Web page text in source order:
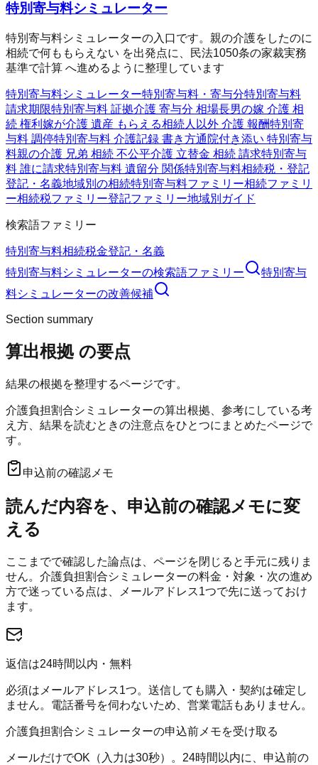
特別寄与料シミュレーター
特別寄与料シミュレーターの入口です。親の介護をしたのに
相続で何ももらえない を出発点に、民法1050条の家裁実務
基準で計算 へ進めるように整理しています
特別寄与料シミュレーター特別寄与料・寄与分特別寄与料
請求期限特別寄与料 証拠介護 寄与分 相場長男の嫁 介護 相
続 権利 嫁が介護 遺産 もらえる相続人以外 介護 報酬特別寄
与料 調停特別寄与料 介護記録 書き方通院付き添い 特別寄与
料親の介護 兄弟 相続 不公平介護 立替金 相続 請求特別寄与
料 誰に請求特別寄与料 遺留分 関係特別寄与料相続税・登記
登記・名義地域別の相続特別寄与料ファミリー相続ファミリ
ー相続税ファミリー登記ファミリー地域別ガイド
検索語ファミリー
特別寄与料相続税金登記・名義
特別寄与料シミュレーターの検索語ファミリー
特別寄与
料シミュレーターの改善候補
Section summary
算出根拠の要点
結果の根拠を整理するページです。
介護負担割合シミュレーターの算出根拠、参考にしている考
え方、結果を読むときの注意点をひとつにまとめたページで
す。
申込前の確認メモ
読んだ内容を、申込前の確認メモに変
える
ここまでで確認した論点は、ページを閉じると手元に残りま
せん。 介護負担割合シミュレーターの料金・対象・次の進め
方で迷っている点は、メールアドレス1つで先に送っておけ
ます。
返信は24時間以内・無料
必須はメールアドレス1つ。送信しても購入・契約は確定し
ません。電話番号を伺わないため、営業電話もありません。
介護負担割合シミュレーターの申込前メモを受け取る
メールだけでOK（入力は30秒）。24時間以内に、申込前の